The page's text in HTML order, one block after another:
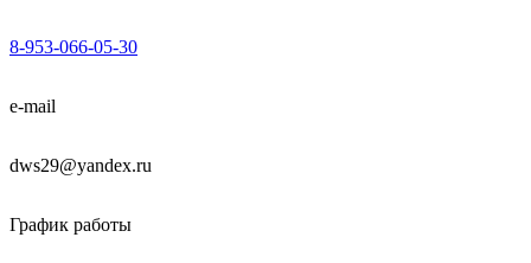
8-953-066-05-30
e-mail
dws29@yandex.ru
График работы